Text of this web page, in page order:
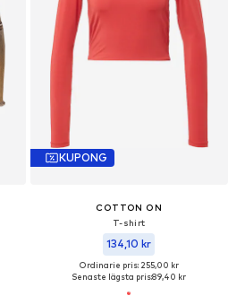
KUPONG
COTTON ON
T-shirt
134,10 kr
Ordinarie pris: 255,00 kr
Senaste lägsta pris:89,40 kr